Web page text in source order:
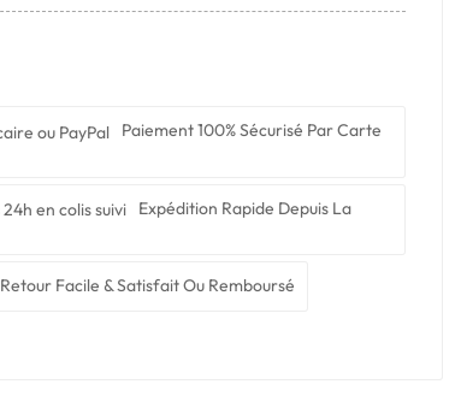
Paiement 100% Sécurisé Par Carte
Expédition Rapide Depuis La
Retour Facile & Satisfait Ou Remboursé